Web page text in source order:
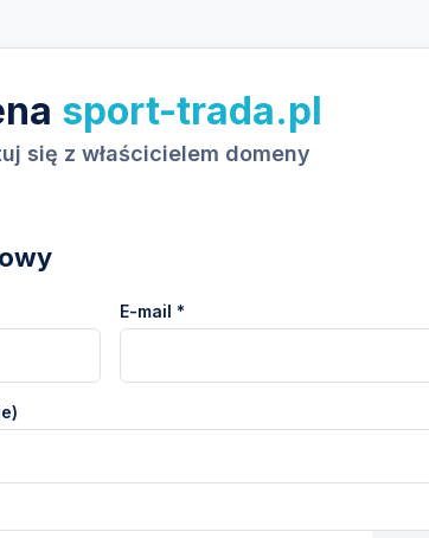
sport-trada.pl
się z właścicielem domeny
E-mail *